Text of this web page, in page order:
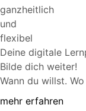
ganzheitlich
und
flexibel
Deine digitale
Bilde dich weiter!
Wann du willst.
mehr erfahren